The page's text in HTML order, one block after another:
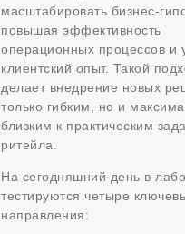
масштабировать бизнес-
повышая эффективность
операционных процессов и
клиентский опыт. Такой
делает внедрение новых
только гибким, но и
близким к практическим
ритейла.
На сегодняшний день в
тестируются четыре
направления: